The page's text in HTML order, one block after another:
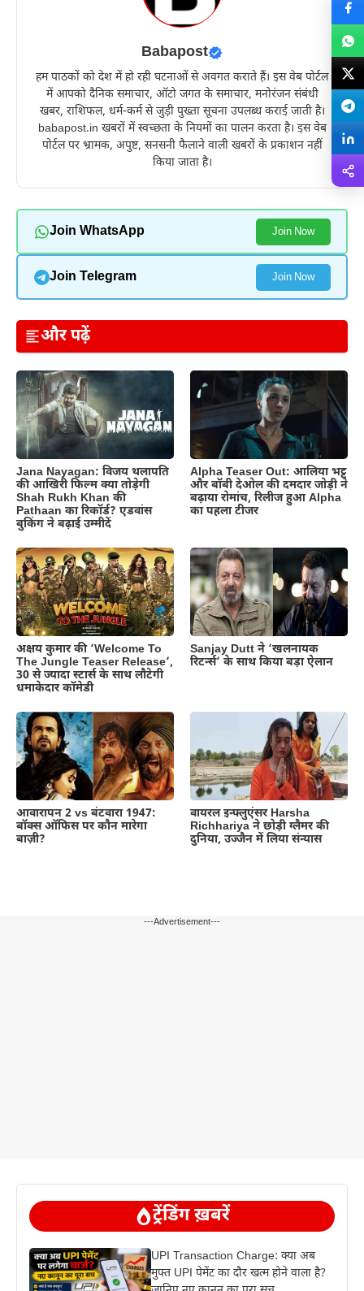
Babapost
हम पाठकों को देश में हो रही घटनाओं से अवगत कराते हैं। इस वेब पोर्टल
में आपको दैनिक समाचार, ऑटो जगत के समाचार, मनोरंजन संबंधी
खबर, राशिफल, धर्म-कर्म से जुड़ी पुख्ता सूचना उपलब्ध कराई जाती है।
babapost.in खबरों में स्वच्छता के नियमों का पालन करता है। इस वेब
पोर्टल पर भ्रामक, अपुष्ट, सनसनी फैलाने वाली खबरों के प्रकाशन नहीं
किया जाता है।
Join WhatsApp Join Now
Join Telegram Join Now
और पढ़ें
Jana Nayagan: विजय थलापति
की आखिरी फिल्म क्या तोड़ेगी
Shah Rukh Khan की
Pathaan का रिकॉर्ड? एडवांस
बुकिंग ने बढ़ाई उम्मीदें
Alpha Teaser Out: आलिया भट्ट
और बॉबी देओल की दमदार जोड़ी ने
बढ़ाया रोमांच, रिलीज हुआ Alpha
का पहला टीजर
अक्षय कुमार की ‘Welcome To
The Jungle Teaser Release’,
30 से ज्यादा स्टार्स के साथ लौटेगी
धमाकेदार कॉमेडी
Sanjay Dutt ने ‘खलनायक
रिटर्न्स’ के साथ किया बड़ा ऐलान
आवारापन 2 vs बंटवारा 1947:
बॉक्स ऑफिस पर कौन मारेगा
बाज़ी?
वायरल इन्फ्लुएंसर Harsha
Richhariya ने छोड़ी ग्लैमर की
दुनिया, उज्जैन में लिया संन्यास
---Advertisement---
ट्रेंडिंग ख़बरें
UPI Transaction Charge: क्या अब
मुफ्त UPI पेमेंट का दौर खत्म होने वाला है?